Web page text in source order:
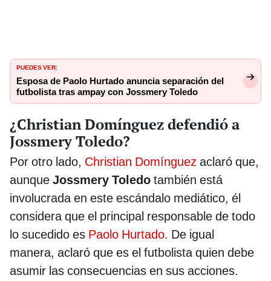
PUEDES VER:
Esposa de Paolo Hurtado anuncia separación del
futbolista tras ampay con Jossmery Toledo
¿Christian Domínguez defendió a
Jossmery Toledo?
Por otro lado, Christian Domínguez aclaró que,
aunque Jossmery Toledo también está
involucrada en este escándalo mediático, él
considera que el principal responsable de todo
lo sucedido es Paolo Hurtado. De igual
manera, aclaró que es el futbolista quien debe
asumir las consecuencias en sus acciones.